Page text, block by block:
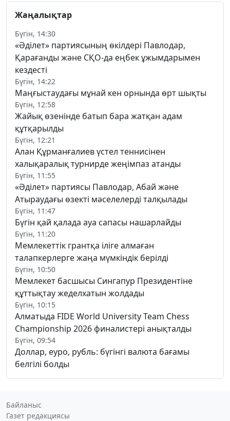
Жаңалықтар
Бүгін, 14:30
«Әділет» партиясының өкілдері Павлодар,
Қарағанды және СҚО-да еңбек ұжымдарымен
кездесті
Бүгін, 14:22
Маңғыстаудағы мұнай кен орнында өрт шықты
Бүгін, 12:58
Жайық өзенінде батып бара жатқан адам
құтқарылды
Бүгін, 12:21
Алан Құрманғалиев үстел теннисінен
халықаралық турнирде жеңімпаз атанды
Бүгін, 11:55
«Әділет» партиясы Павлодар, Абай және
Атыраудағы өзекті мәселелерді талқылады
Бүгін, 11:47
Бүгін қай қалада ауа сапасы нашарлайды
Бүгін, 11:20
Мемлекеттік грантқа іліге алмаған
талапкерлерге жаңа мүмкіндік берілді
Бүгін, 10:50
Мемлекет басшысы Сингапур Президентіне
құттықтау жеделхатын жолдады
Бүгін, 10:15
Алматыда FIDE World University Team Chess
Championship 2026 финалистері анықталды
Бүгін, 09:54
Доллар, еуро, рубль: бүгінгі валюта бағамы
белгілі болды
Байланыс
Газет редакциясы